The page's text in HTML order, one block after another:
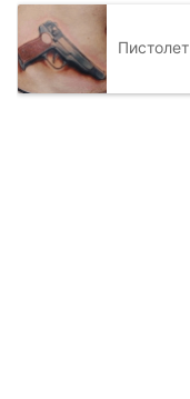
Пистолет